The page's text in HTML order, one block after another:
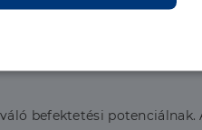
befektetési potenciálnak.
Funkcionalitás